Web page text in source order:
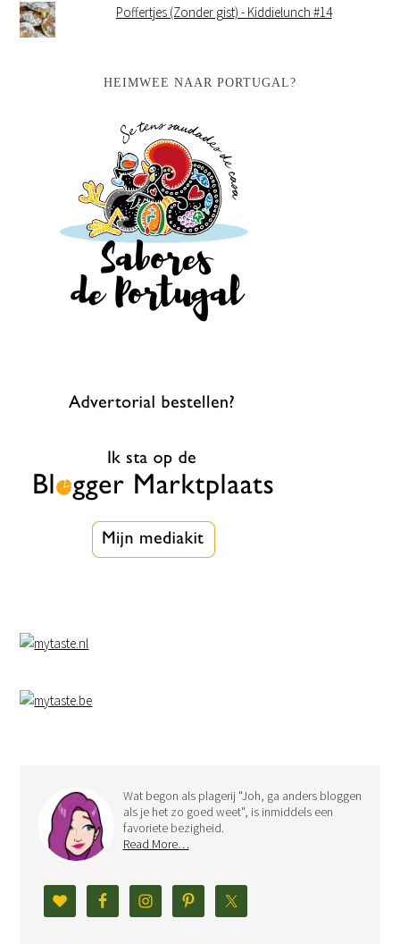
Poffertjes (Zonder gist) - Kiddielunch #14
HEIMWEE NAAR PORTUGAL?
Wat begon als plagerij "Joh, ga anders bloggen
als je het zo goed weet", is inmiddels een
favoriete bezigheid.
Read More…